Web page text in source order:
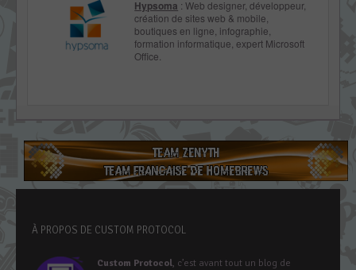
Hypsoma : Web designer, développeur,
création de sites web & mobile,
boutiques en ligne, infographie,
formation informatique, expert Microsoft
Office.
À PROPOS DE CUSTOM PROTOCOL
Custom Protocol, c’est avant tout un blog de